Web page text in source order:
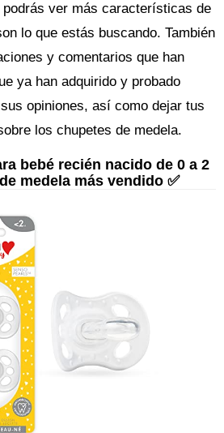
ver más características de
lo que estás buscando. También
y comentarios que han
ya han adquirido y probado
opiniones, así como dejar tus
los chupetes de medela.
bebé recién nacido de 0 a 2
medela más vendido ✅